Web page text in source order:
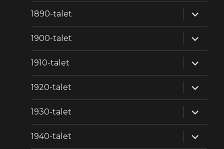
1890-talet
1900-talet
1910-talet
1920-talet
1930-talet
1940-talet